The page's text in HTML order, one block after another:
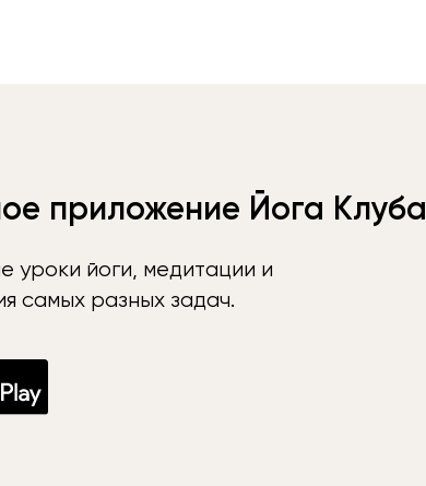
приложение Йога Клуба
уроки йоги, медитации и
самых разных задач.